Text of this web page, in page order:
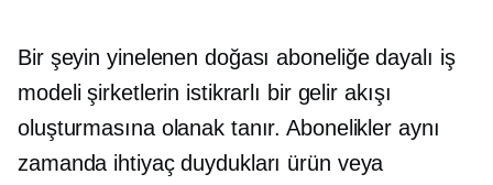
Bir şeyin yinelenen doğasıaboneliğe dayalı iş
modeli şirketlerin istikrarlı bir gelir akışı
oluşturmasına olanak tanır. Abonelikler aynı
zamanda ihtiyaç duydukları ürün veya